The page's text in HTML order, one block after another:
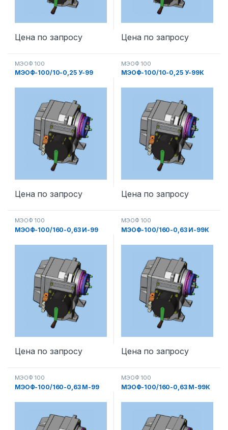
Цена по запросу Цена по запросу
МЭОФ 100
МЭОФ-100/10-0,25 У-99
Цена по запросу
МЭОФ 100
МЭОФ-100/10-0,25 У-99К
Цена по запросу
МЭОФ 100
МЭОФ-100/160-0,63 И-99
Цена по запросу
МЭОФ 100
МЭОФ-100/160-0,63 И-99К
Цена по запросу
МЭОФ 100
МЭОФ-100/160-0,63 М-99
МЭОФ 100
МЭОФ-100/160-0,63 М-99К